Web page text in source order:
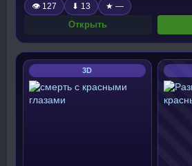
👁 127 ⬇ 13 ★ —
Открыть
3D